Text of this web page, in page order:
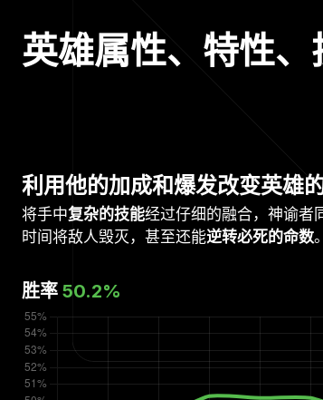
英雄属性、特性
利用他的加成和爆发改变英雄
将手中复杂的技能经过仔细的融合，神谕者
时间将敌人毁灭，甚至还能逆转必死的命数。
胜率 50.2%